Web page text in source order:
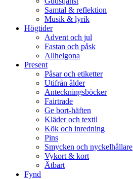
Samtal & reflektion
Musik & lyrik
Högtider
Advent och jul
Fastan och påsk
Allhelgona
Present
Påsar och etiketter
Utifrån ålder
Anteckningsböcker
Fairtrade
Ge bort-häften
Kläder och textil
Kök och inredning
Pins
Smycken och nyckelhållare
Vykort & kort
Ätbart
Fynd